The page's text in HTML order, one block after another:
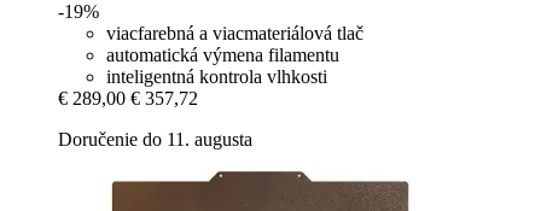
-19%
viacfarebná a viacmateriálová tlač
automatická výmena filamentu
inteligentná kontrola vlhkosti
€ 289,00 € 357,72
Doručenie do 11. augusta